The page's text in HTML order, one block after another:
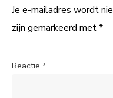
Je e-mailadres wordt
zijn gemarkeerd met*
Reactie *